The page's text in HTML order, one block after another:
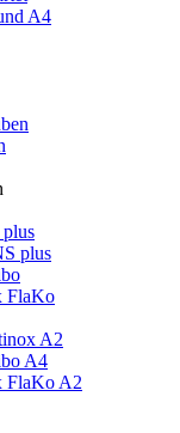
A4
plus
FlaKo
A2
A4
FlaKo A2